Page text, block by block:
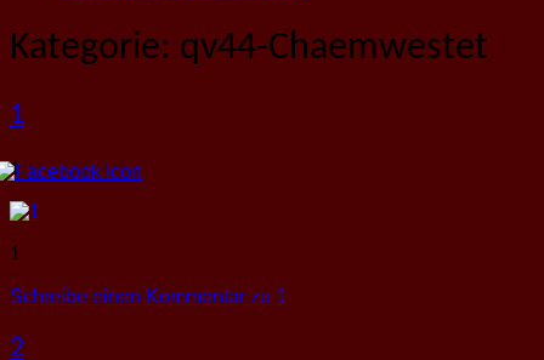
Kategorie: qv44-Chaemwestet
1
1
1
Schreibe einen Kommentar zu 1
2